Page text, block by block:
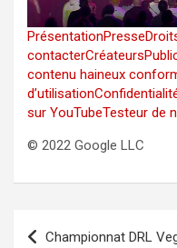
PrésentationPresse
contacterCréateurs
contenu haineux
d’utilisation
sur YouTubeTesteur de
© 2022 Google LLC
Navigation
Championnat DRL